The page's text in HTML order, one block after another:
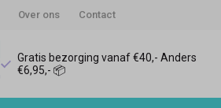
Over ons Contact
Gratis bezorging vanaf €40,- Anders
€6,95,- 📦